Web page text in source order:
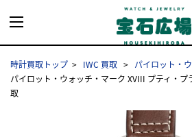
時計買取トップ IWC 買取
パイロット・
パイロット・ウォッチ・マーク XVIII プティ・
取